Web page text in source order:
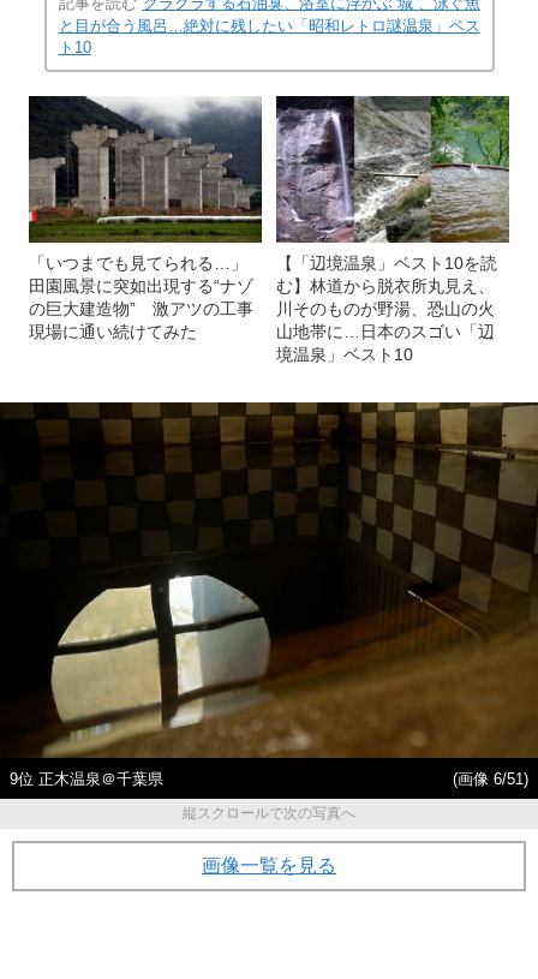
と目が合う風呂…絶対に残したい「昭和レトロ謎温泉」ベス
ト10
「いつまでも見てられる…」
田園風景に突如出現する“ナゾ
の巨大建造物” 激アツの工事
現場に通い続けてみた
【「辺境温泉」ベスト10を読
む】林道から脱衣所丸見え、
川そのものが野湯、恐山の火
山地帯に…日本のスゴい「辺
境温泉」ベスト10
9位 正木温泉＠千葉県
(画像 6/51)
縦スクロールで次の写真へ
画像一覧を見る